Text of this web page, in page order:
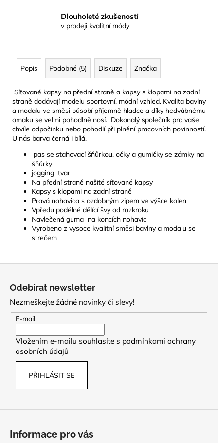
Dlouholeté zkušenosti
v prodeji kvalitní módy
Popis Podobné (5) Diskuze Značka
Síťované kapsy na přední straně a kapsy s klopami na zadní
straně dodávají modelu sportovní, módní vzhled. Kvalita bavlny
a modalu ve směsi působí příjemně hladce a díky hedvábnému
omaku se velmi pohodlně nosí. Dokonalý společník pro vaše
chvíle odpočinku nebo pohodlí při plnění pracovních povinností.
U nás barva černá i bílá.
pas se stahovací šňůrkou, očky a gumičky se zámky na
šňůrky
jogging tvar
Na přední straně našité síťované kapsy
Kapsy s klopami na zadní straně
Pravá nohavica s ozdobným zipem ve výšce kolen
Vpředu podélné dělící švy od rozkroku
Navlečená guma na koncích nohavic
Vyrobeno z vysoce kvalitní směsi bavlny a modalu se
strečem
Odebírat newsletter
Nezmeškejte žádné novinky či slevy!
E-mail
Vložením e-mailu souhlasíte s podmínkami ochrany
osobních údajů
PŘIHLÁSIT SE
Informace pro vás